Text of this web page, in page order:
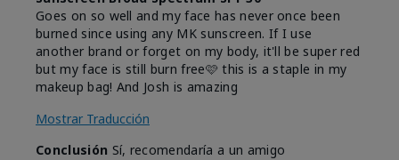
Goes on so well and my face has never once been
burned since using any MK sunscreen. If I use
another brand or forget on my body, it'll be super red
but my face is still burn free🩷 this is a staple in my
makeup bag! And Josh is amazing
Mostrar Traducción
Conclusión Sí, recomendaría a un amigo